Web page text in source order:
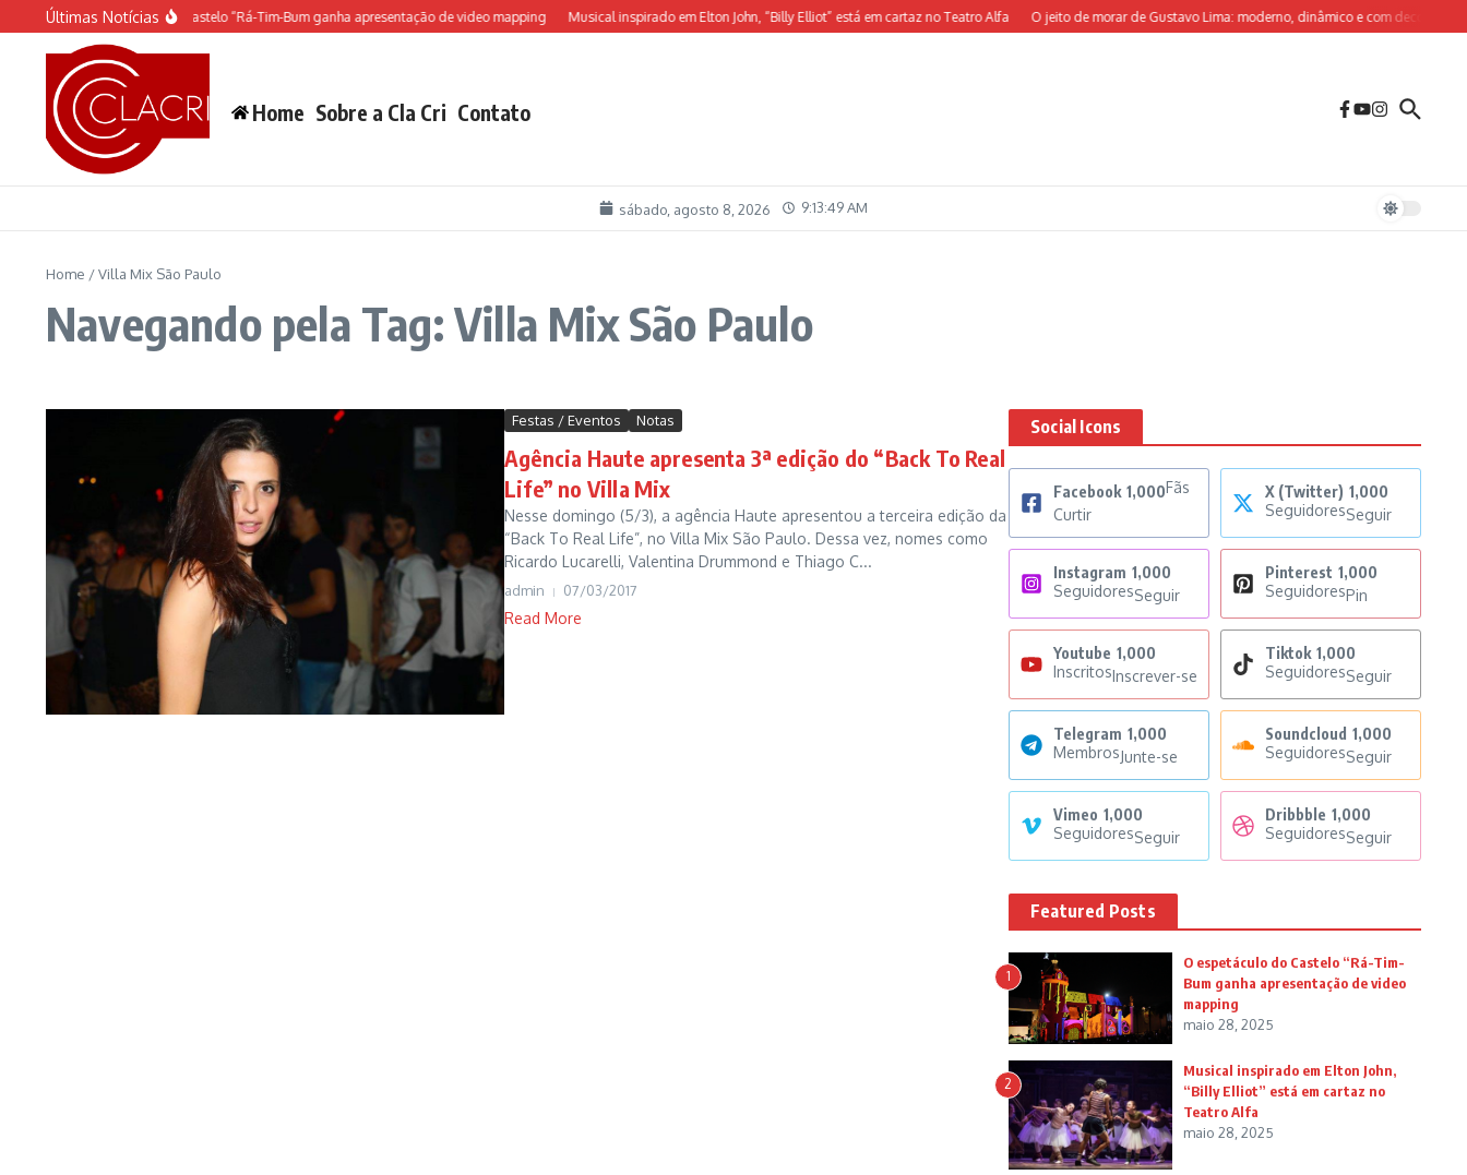
Ir para o conteúdo
Últimas Notícias
O espetáculo do Castelo “Rá-Tim-Bum ganha apresentação de video mapping Musical inspirado em Elton John, “Billy Elliot” está em cartaz no Teatro Alfa O jeito de morar de Gustavo Lima: moderno, dinâmico e com decoração
Home Sobre a Cla Cri Contato
sábado, agosto 8, 2026 9:13:49 AM
Home /Villa Mix São Paulo
Navegando pela Tag: Villa Mix São Paulo
Festas / Eventos Notas
Agência Haute apresenta 3ª edição do “Back To Real
Life” no Villa Mix
Nesse domingo (5/3), a agência Haute apresentou a terceira edição da
“Back To Real Life”, no Villa Mix São Paulo. Dessa vez, nomes como
Ricardo Lucarelli, Valentina Drummond e Thiago C...
admin 07/03/2017
Read More
Social Icons
Facebook 1,000Fãs
Curtir
X (Twitter) 1,000
SeguidoresSeguir
Instagram 1,000
SeguidoresSeguir
Pinterest 1,000
SeguidoresPin
Youtube 1,000
InscritosInscrever-se
Tiktok 1,000
SeguidoresSeguir
Telegram 1,000
MembrosJunte-se
Soundcloud 1,000
SeguidoresSeguir
Vimeo 1,000
SeguidoresSeguir
Dribbble 1,000
SeguidoresSeguir
Featured Posts
1
O espetáculo do Castelo “Rá-Tim-
Bum ganha apresentação de video
mapping
maio 28, 2025
2
Musical inspirado em Elton John,
“Billy Elliot” está em cartaz no
Teatro Alfa
maio 28, 2025